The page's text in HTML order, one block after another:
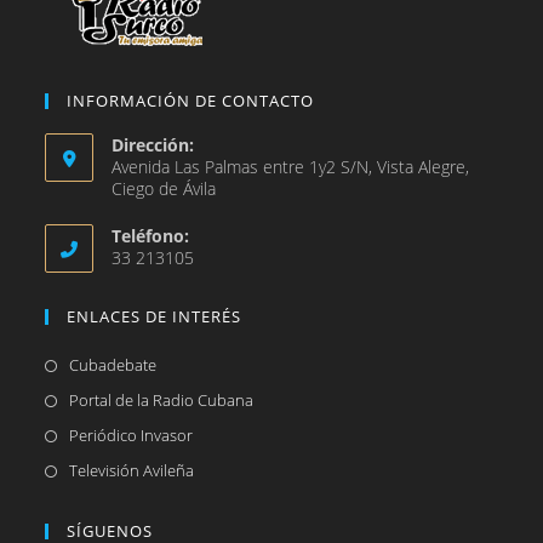
INFORMACIÓN DE CONTACTO
Dirección:
Avenida Las Palmas entre 1y2 S/N, Vista Alegre,
Ciego de Ávila
Teléfono:
33 213105
ENLACES DE INTERÉS
CubadebateSe
abre
nueva
Portal de la Radio Cubana
Periódico InvasorSe
abre
Televisión Avileña
SÍGUENOS